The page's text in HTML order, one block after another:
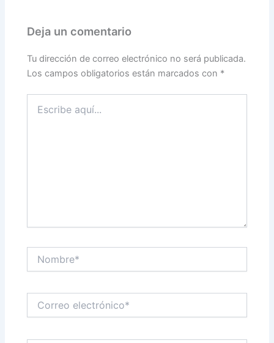
Deja un comentario
Tu dirección de correo electrónico no será publicada.
Los campos obligatorios están marcados con *
aquí...
electrónico*